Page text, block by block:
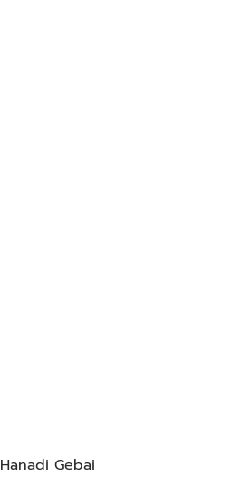
Hanadi Gebai